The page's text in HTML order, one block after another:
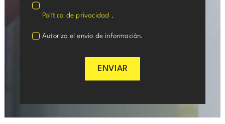
Política de privacidad .
Autorizo el envío de información.
ENVIAR